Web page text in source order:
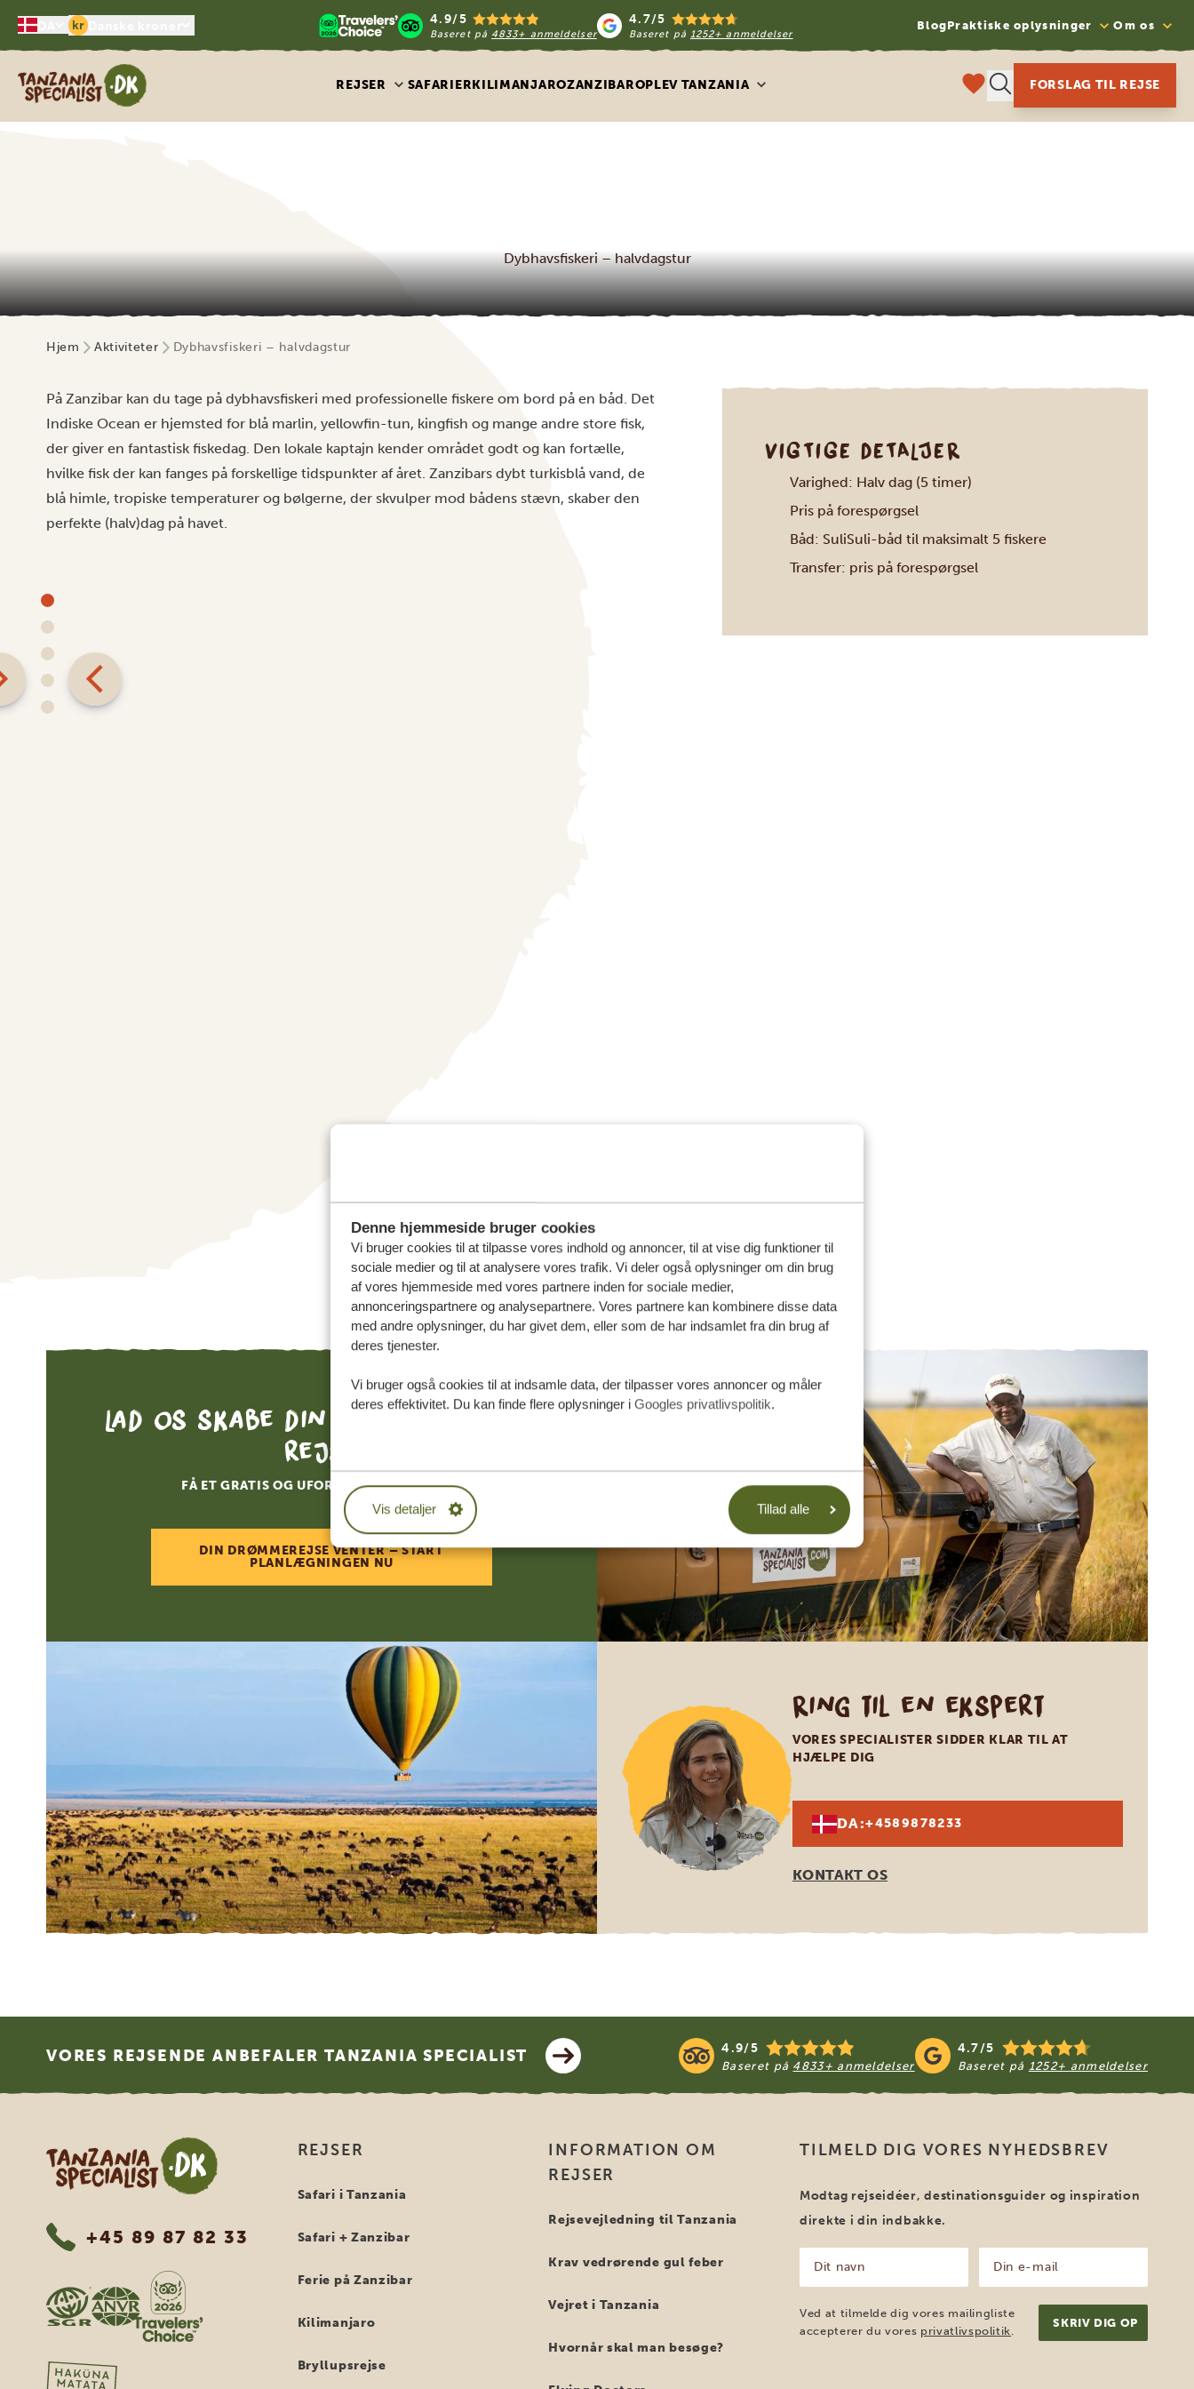
Denne hjemmeside bruger cookies
Vi bruger cookies til at tilpasse vores indhold og annoncer, til at vise dig funktioner til
sociale medier og til at analysere vores trafik. Vi deler også oplysninger om din brug
af vores hjemmeside med vores partnere inden for sociale medier,
annonceringspartnere og analysepartnere. Vores partnere kan kombinere disse data
med andre oplysninger, du har givet dem, eller som de har indsamlet fra din brug af
deres tjenester.
Vi bruger også cookies til at indsamle data, der tilpasser vores annoncer og måler
deres effektivitet. Du kan finde flere oplysninger i Googles privatlivspolitik
Vis detaljer Tillad alle
kr 4.9/5
Baseret på 4833+ anmeldelser
4.7/5
Baseret på 1252+ anmeldelser
BlogPraktiske oplysninger Om os
Tanzania Specialist
REJSER SAFARIERKILIMANJAROZANZIBAROPLEV TANZANIA FORSLAG TIL REJSE
Dybhavsfiskeri – halvdagstur
Hjem Aktiviteter Dybhavsfiskeri – halvdagstur
På Zanzibar kan du tage på dybhavsfiskeri med professionelle fiskere om bord på en båd. Det
Indiske Ocean er hjemsted for blå marlin, yellowfin-tun, kingfish og mange andre store fisk,
der giver en fantastisk fiskedag. Den lokale kaptajn kender området godt og kan fortælle,
hvilke fisk der kan fanges på forskellige tidspunkter af året. Zanzibars dybt turkisblå vand, de
blå himle, tropiske temperaturer og bølgerne, der skvulper mod bådens stævn, skaber den
perfekte (halv)dag på havet.
VIGTIGE DETALJER
Varighed: Halv dag (5 timer)
Pris på forespørgsel
Båd: SuliSuli-båd til maksimalt 5 fiskere
Transfer: pris på forespørgsel
Lad os skabe din skræddersyede
rejse
FÅ ET GRATIS OG UFORPLIGTENDE TILBUD
DIN DRØMMEREJSE VENTER – START
PLANLÆGNINGEN NU
Ring til en ekspert
VORES SPECIALISTER SIDDER KLAR TIL AT
HJÆLPE DIG
DA:+4589878233
KONTAKT OS
VORES REJSENDE ANBEFALER TANZANIA SPECIALIST 4.9/5
Baseret på 4833+ anmeldelser
4.7/5
Baseret på 1252+ anmeldelser
Tanzania Specialist
+45 89 87 82 33
REJSER
Safari i Tanzania
Safari + Zanzibar
Ferie på Zanzibar
Kilimanjaro
Bryllupsrejse
INFORMATION OM
REJSER
Rejsevejledning til Tanzania
Krav vedrørende gul feber
Vejret i Tanzania
Hvornår skal man besøge?
TILMELD DIG VORES NYHEDSBREV
Modtag rejseidéer, destinationsguider og inspiration
direkte i din indbakke.
navn
(Påkrævet)
mail
(Påkrævet)
Ved at tilmelde dig vores mailingliste
accepterer du vores privatlivspolitik.